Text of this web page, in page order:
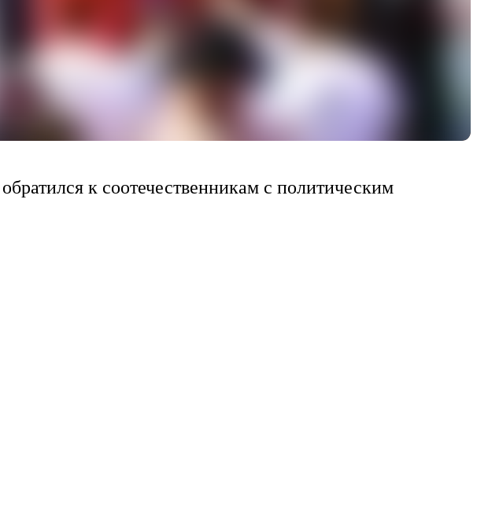
обратился к соотечественникам с политическим